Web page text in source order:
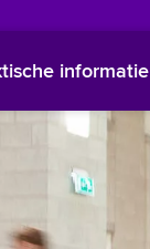
informatie